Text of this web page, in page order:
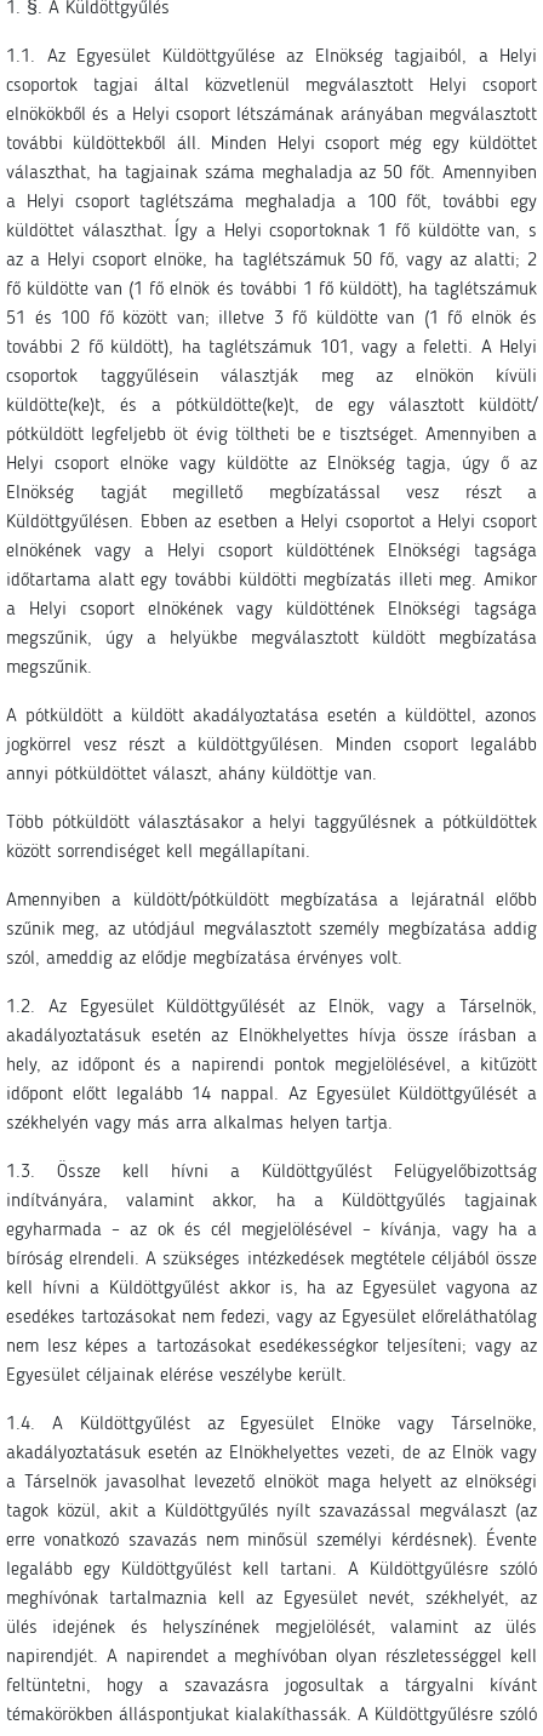
1. §. A Küldöttgyűlés
1.1. Az Egyesület Küldöttgyűlése az Elnökség tagjaiból, a Helyi
csoportok tagjai által közvetlenül megválasztott Helyi csoport
elnökökből és a Helyi csoport létszámának arányában megválasztott
további küldöttekből áll. Minden Helyi csoport még egy küldöttet
választhat, ha tagjainak száma meghaladja az 50 főt. Amennyiben
a Helyi csoport taglétszáma meghaladja a 100 főt, további egy
küldöttet választhat. Így a Helyi csoportoknak 1 fő küldötte van, s
az a Helyi csoport elnöke, ha taglétszámuk 50 fő, vagy az alatti; 2
fő küldötte van (1 fő elnök és további 1 fő küldött), ha taglétszámuk
51 és 100 fő között van; illetve 3 fő küldötte van (1 fő elnök és
további 2 fő küldött), ha taglétszámuk 101, vagy a feletti. A Helyi
csoportok taggyűlésein választják meg az elnökön kívüli
küldötte(ke)t, és a pótküldötte(ke)t, de egy választott küldött/
pótküldött legfeljebb öt évig töltheti be e tisztséget. Amennyiben a
Helyi csoport elnöke vagy küldötte az Elnökség tagja, úgy ő az
Elnökség tagját megillető megbízatással vesz részt a
Küldöttgyűlésen. Ebben az esetben a Helyi csoportot a Helyi csoport
elnökének vagy a Helyi csoport küldöttének Elnökségi tagsága
időtartama alatt egy további küldötti megbízatás illeti meg. Amikor
a Helyi csoport elnökének vagy küldöttének Elnökségi tagsága
megszűnik, úgy a helyükbe megválasztott küldött megbízatása
megszűnik.
A pótküldött a küldött akadályoztatása esetén a küldöttel, azonos
jogkörrel vesz részt a küldöttgyűlésen. Minden csoport legalább
annyi pótküldöttet választ, ahány küldöttje van.
Több pótküldött választásakor a helyi taggyűlésnek a pótküldöttek
között sorrendiséget kell megállapítani.
Amennyiben a küldött/pótküldött megbízatása a lejáratnál előbb
szűnik meg, az utódjául megválasztott személy megbízatása addig
szól, ameddig az elődje megbízatása érvényes volt.
1.2. Az Egyesület Küldöttgyűlését az Elnök, vagy a Társelnök,
akadályoztatásuk esetén az Elnökhelyettes hívja össze írásban a
hely, az időpont és a napirendi pontok megjelölésével, a kitűzött
időpont előtt legalább 14 nappal. Az Egyesület Küldöttgyűlését a
székhelyén vagy más arra alkalmas helyen tartja.
1.3. Össze kell hívni a Küldöttgyűlést Felügyelőbizottság
indítványára, valamint akkor, ha a Küldöttgyűlés tagjainak
egyharmada – az ok és cél megjelölésével – kívánja, vagy ha a
bíróság elrendeli. A szükséges intézkedések megtétele céljából össze
kell hívni a Küldöttgyűlést akkor is, ha az Egyesület vagyona az
esedékes tartozásokat nem fedezi, vagy az Egyesület előreláthatólag
nem lesz képes a tartozásokat esedékességkor teljesíteni; vagy az
Egyesület céljainak elérése veszélybe került.
1.4. A Küldöttgyűlést az Egyesület Elnöke vagy Társelnöke,
akadályoztatásuk esetén az Elnökhelyettes vezeti, de az Elnök vagy
a Társelnök javasolhat levezető elnököt maga helyett az elnökségi
tagok közül, akit a Küldöttgyűlés nyílt szavazással megválaszt (az
erre vonatkozó szavazás nem minősül személyi kérdésnek). Évente
legalább egy Küldöttgyűlést kell tartani. A Küldöttgyűlésre szóló
meghívónak tartalmaznia kell az Egyesület nevét, székhelyét, az
ülés idejének és helyszínének megjelölését, valamint az ülés
napirendjét. A napirendet a meghívóban olyan részletességgel kell
feltüntetni, hogy a szavazásra jogosultak a tárgyalni kívánt
témakörökben álláspontjukat kialakíthassák. A Küldöttgyűlésre szóló